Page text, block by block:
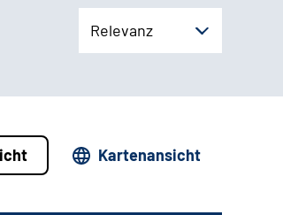
Relevanz
Kartenansicht